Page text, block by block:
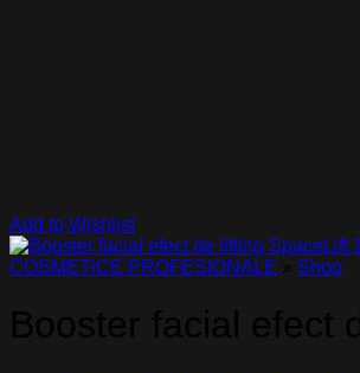
Add to Wishlist
COSMETICE PROFESIONALE Shop